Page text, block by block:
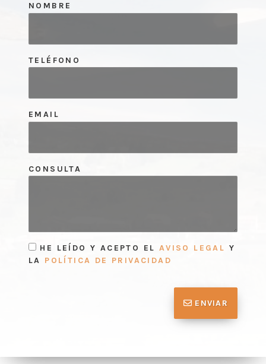
NOMBRE
TELÉFONO
EMAIL
CONSULTA
HE LEÍDO Y ACEPTO EL AVISO LEGAL Y
LA POLÍTICA DE PRIVACIDAD
ENVIAR